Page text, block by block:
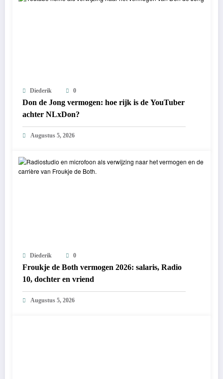
Diederik 0
Don de Jong vermogen: hoe rijk is de YouTuber
achter NLxDon?
Augustus 5, 2026
Diederik 0
Froukje de Both vermogen 2026: salaris, Radio
10, dochter en vriend
Augustus 5, 2026